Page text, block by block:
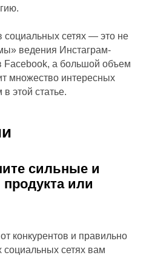
социальных сетях — это не
ведения Инстаграм-
Facebook, а большой объем
множество интересных
этой статье.
сильные и
или
конкурентов и правильно
сетях вам